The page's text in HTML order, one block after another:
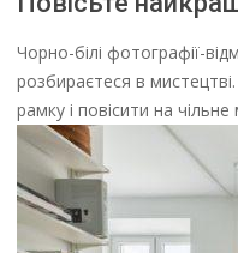
Чорно-білі фотографії-
розбираєтеся в
рамку і повісити на